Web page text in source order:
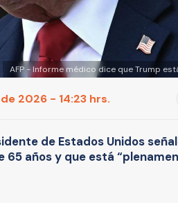
AFP - Informe médico dice que Trump
2026 - 14:23 hrs.
de Estados Unidos
65 años y que está